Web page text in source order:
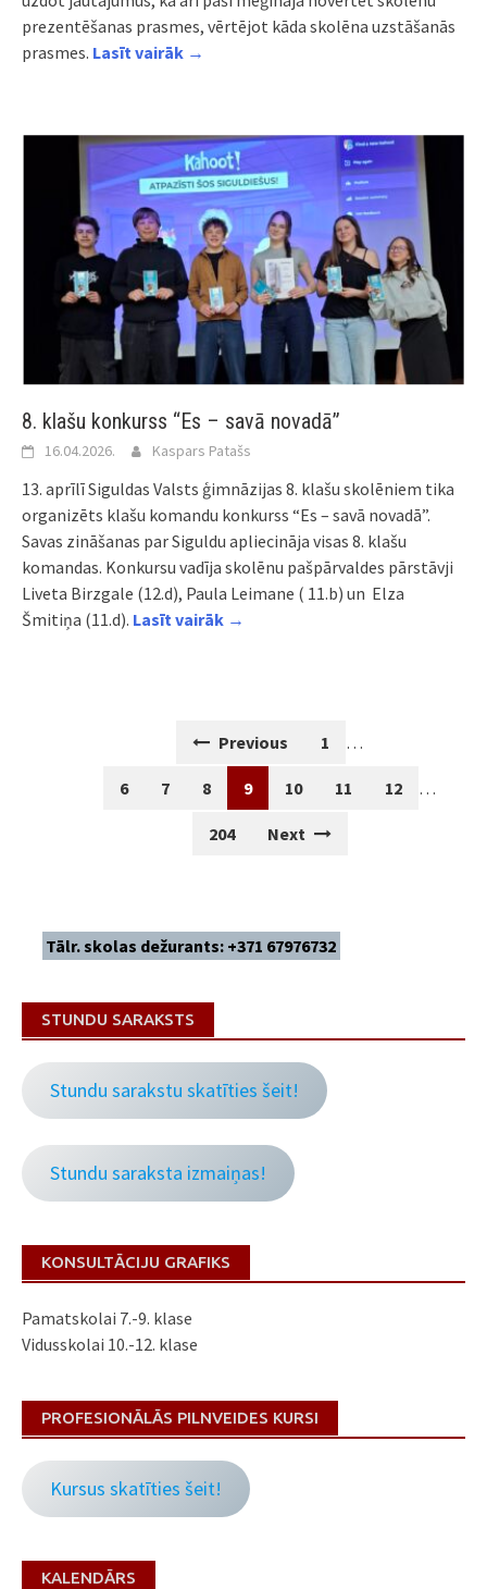
prezentēšanas prasmes, vērtējot kāda skolēna uzstāšanās
prasmes. Lasīt vairāk →
8. klašu konkurss “Es – savā novadā”
16.04.2026. Kaspars Patašs
13. aprīlī Siguldas Valsts ģimnāzijas 8. klašu skolēniem tika
organizēts klašu komandu konkurss “Es – savā novadā”.
Savas zināšanas par Siguldu apliecināja visas 8. klašu
komandas. Konkursu vadīja skolēnu pašpārvaldes pārstāvji
Liveta Birzgale (12.d), Paula Leimane ( 11.b) un Elza
Šmitiņa (11.d). Lasīt vairāk →
Previous 1 …
6 7 8 9 10 11 12 …
204 Next
Tālr. skolas dežurants: +371 67976732
STUNDU SARAKSTS
Stundu sarakstu skatīties šeit!
Stundu saraksta izmaiņas!
KONSULTĀCIJU GRAFIKS
Pamatskolai 7.-9. klase
Vidusskolai 10.-12. klase
PROFESIONĀLĀS PILNVEIDES KURSI
Kursus skatīties šeit!
KALENDĀRS